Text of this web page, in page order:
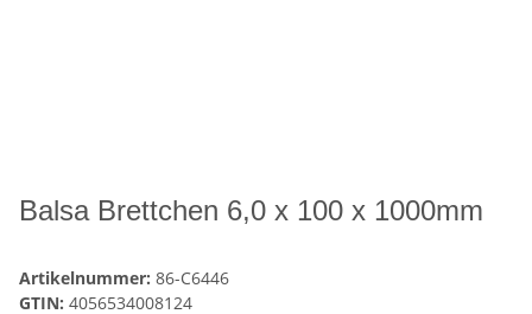
Balsa Brettchen 6,0 x 100 x 1000mm
Artikelnummer: 86-C6446
GTIN: 4056534008124